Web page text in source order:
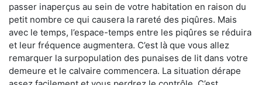
passer inaperçus au sein de votre habitation en raison du
petit nombre ce qui causera la rareté des piqûres. Mais
avec le temps, l’espace-temps entre les piqûres se réduira
et leur fréquence augmentera. C’est là que vous allez
remarquer la surpopulation des punaises de lit dans votre
demeure et le calvaire commencera. La situation dérape